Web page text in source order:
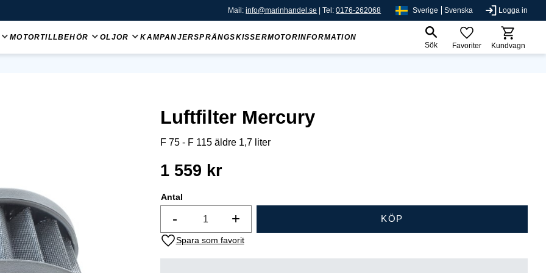
Mail:info@marinhandel.se | Tel:0176-262068 Sverige Svenska Logga in
MOTORTILLBEHÖR OLJOR KAMPANJERSPRÄNGSKISSERMOTORINFORMATION
Sök
Favoriter Kundvagn
Luftfilter Mercury
F 75 - F 115 äldre 1,7 liter
1 559 kr
Antal
+
- KÖP
Lägg till i favoriter